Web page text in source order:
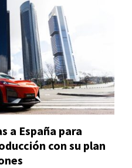
a España para
con su plan